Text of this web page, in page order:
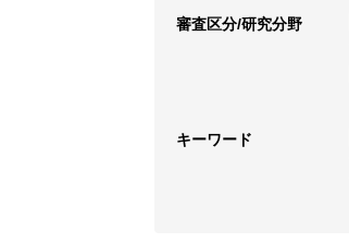
審査区分/研究分野
キーワード